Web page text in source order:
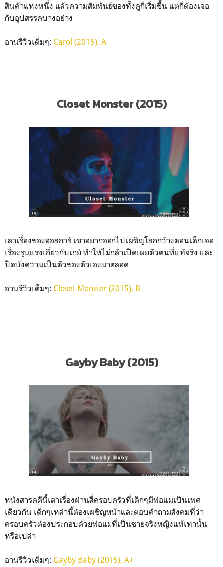
สินค้าแห่งหนึ่ง แล้วความสัมพันธ์ของทั้งคู่ก็เริ่มขึ้น แต่ก็ต้องเจอ
กับอุปสรรคบางอย่าง
อ่านรีวิวเต็มๆ: Carol (2015), A
Closet Monster (2015)
เล่าเรื่องของออสการ์ เขาอยากออกไปเผชิญโลกกว้างตอนเด็กเจอ
เรื่องรุนแรงเกี่ยวกับเกย์ ทำให้ไม่กล้าเปิดเผยตัวตนที่แท้จริง และ
ปิดบังความเป็นตัวของตัวเองมาตลอด
อ่านรีวิวเต็มๆ: Closet Monster (2015), B
Gayby Baby (2015)
หนังสารคดีนี้เล่าเรื่องผ่านสี่ครอบครัวที่เด็กๆมีพ่อแม่เป็นเพศ
เดียวกัน เด็กๆเหล่านี้ต้องเผชิญหน้าและตอบคำถามสังคมที่ว่า
ครอบครัวต้องประกอบด้วยพ่อแม่ที่เป็นชายจริงหญิงแท้เท่านั้น
หรือเปล่า
อ่านรีวิวเต็มๆ: Gayby Baby (2015), A+